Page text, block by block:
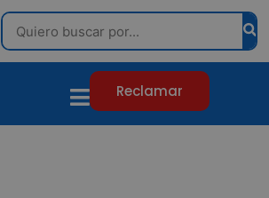
Search
Reclamar